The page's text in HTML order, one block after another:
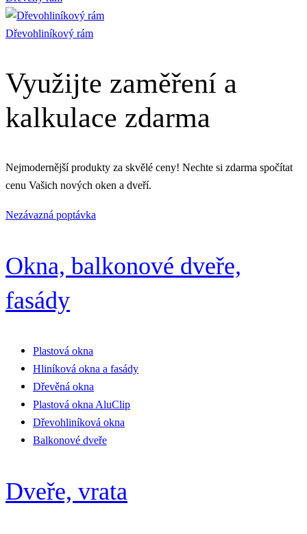
Dřevohliníkový rám
Využijte zaměření a
kalkulace zdarma
Nejmodernější produkty za skvělé ceny! Nechte si zdarma spočítat
cenu Vašich nových oken a dveří.
Nezávazná poptávka
Okna, balkonové dveře,
fasády
Plastová okna
Hliníková okna a fasády
Dřevěná okna
Plastová okna AluClip
Dřevohliníková okna
Balkonové dveře
Dveře, vrata